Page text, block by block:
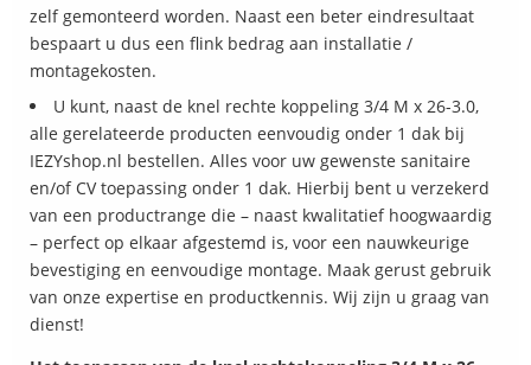
zelf gemonteerd worden. Naast een beter eindresultaat
bespaart u dus een flink bedrag aan installatie /
montagekosten.
U kunt, naast de knel rechte koppeling 3/4 M x 26-3.0,
alle gerelateerde producten eenvoudig onder 1 dak bij
IEZYshop.nl bestellen. Alles voor uw gewenste sanitaire
en/of CV toepassing onder 1 dak. Hierbij bent u verzekerd
van een productrange die – naast kwalitatief hoogwaardig
– perfect op elkaar afgestemd is, voor een nauwkeurige
bevestiging en eenvoudige montage. Maak gerust gebruik
van onze expertise en productkennis. Wij zijn u graag van
dienst!